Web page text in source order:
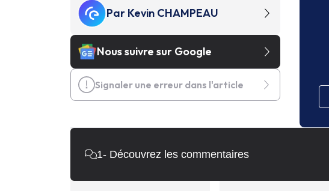
Par Kevin CHAMPEAU
Nous suivre sur Google
Signaler une erreur dans l'article
1- Découvrez les commentaires